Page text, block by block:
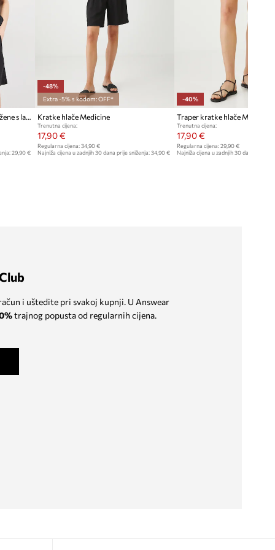
Medicine chino kratke hlače za žene s lanom
29,90 €
-48%
Extra -5% s kodom: OFF*
Kratke hlače Medicine
Trenutna cijena:
17,90 €
Regularna cijena:34,90 €
Najniža cijena u zadnjih 30 dana prije sniženja:34,90 €
-40%
Traper kratke hlače Medicine
Trenutna cijena:
17,90 €
Regularna cijena: 29,90 €
Najniža cijena u zadnjih 30 dana prije
i uštedite pri svakoj kupnji. U Answear
trajnog popusta od regularnih cijena.